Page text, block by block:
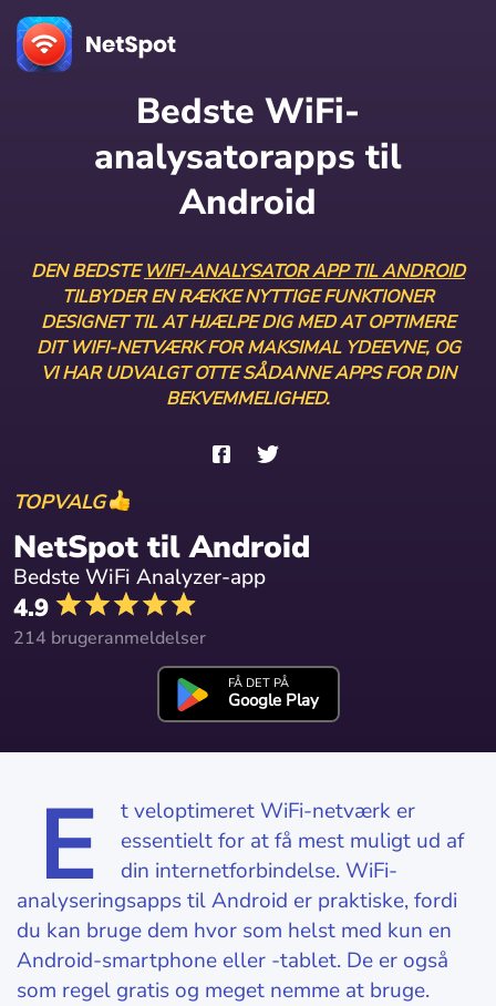
Bedste WiFi-
analysatorapps til
Android
DEN BEDSTEWIFI-ANALYSATOR APP TIL ANDROID
TILBYDER EN RÆKKE NYTTIGE FUNKTIONER
DESIGNET TIL AT HJÆLPE DIG MED AT OPTIMERE
DIT WIFI-NETVÆRK FOR MAKSIMAL YDEEVNE, OG
VI HAR UDVALGT OTTE SÅDANNE APPS FOR DIN
BEKVEMMELIGHED.
TOPVALG
NetSpot til Android
Bedste WiFi Analyzer-app
4.9
214 brugeranmeldelser
FÅ DET PÅ
Google Play
E
t veloptimeret WiFi-netværk er
essentielt for at få mest muligt ud af
din internetforbindelse. WiFi-
analyseringsapps til Android er praktiske, fordi
du kan bruge dem hvor som helst med kun en
Android-smartphone eller -tablet. De er også
som regel gratis og meget nemme at bruge.